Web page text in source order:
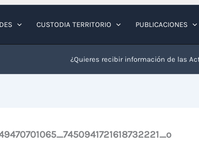
CUSTODIA TERRITORIO PUBLICACIONES
¿Quieres recibir información de las